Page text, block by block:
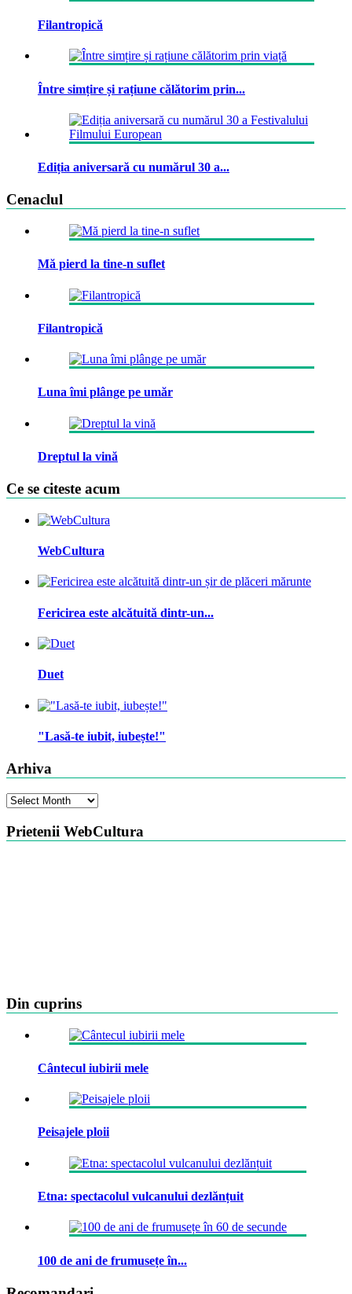
Filantropică
Între simțire și rațiune călătorim prin...
Ediția aniversară cu numărul 30 a...
Cenaclul
Mă pierd la tine-n suflet
Filantropică
Luna îmi plânge pe umăr
Dreptul la vină
Ce se citeste acum
WebCultura
Fericirea este alcătuită dintr-un...
Duet
"Lasă-te iubit, iubește!"
Arhiva
Arhiva
Prietenii WebCultura
Din cuprins
Cântecul iubirii mele
Peisajele ploii
Etna: spectacolul vulcanului dezlănțuit
100 de ani de frumusețe în...